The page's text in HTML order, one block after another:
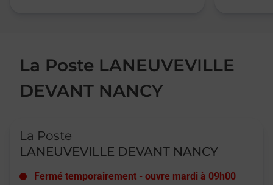
La Poste LANEUVEVILLE
DEVANT NANCY
La Poste
LANEUVEVILLE DEVANT NANCY
Fermé temporairement - ouvre mardi à 09h00